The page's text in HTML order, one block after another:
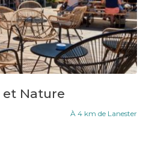
et Nature
À 4 km de Lanester